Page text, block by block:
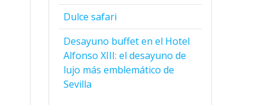
Dulce safari
Desayuno buffet en el Hotel
Alfonso XIII: el desayuno de
lujo más emblemático de
Sevilla